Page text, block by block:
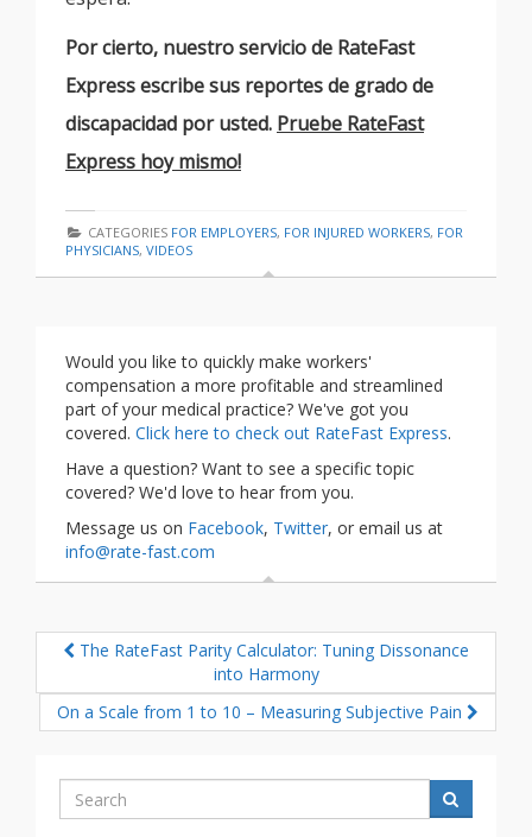
Por cierto, nuestro servicio de RateFast
Express escribe sus reportes de grado de
discapacidad por usted. Pruebe RateFast
Express hoy mismo!
CATEGORIES FOR EMPLOYERS, FOR INJURED WORKERS, FOR
PHYSICIANS, VIDEOS
Would you like to quickly make workers'
compensation a more profitable and streamlined
part of your medical practice? We've got you
covered. Click here to check out RateFast Express.
Have a question? Want to see a specific topic
covered? We'd love to hear from you.
Message us on Facebook, Twitter, or email us at
info@rate-fast.com
The RateFast Parity Calculator: Tuning Dissonance
into Harmony
On a Scale from 1 to 10 – Measuring Subjective Pain
Search